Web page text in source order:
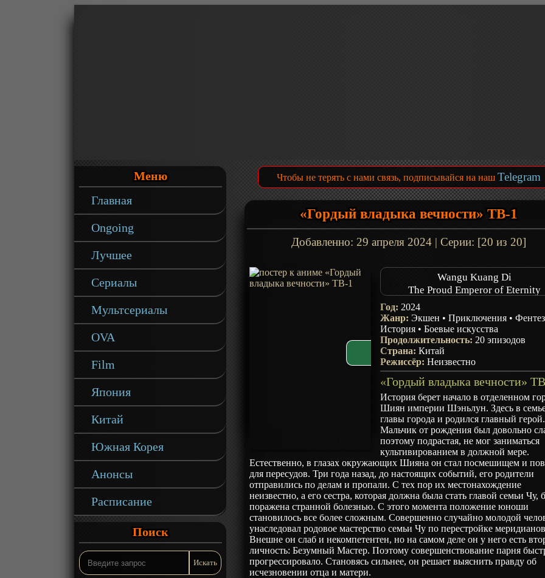
Меню
Главная
Ongoing
Лучшее
Сериалы
Мультсериалы
OVA
Film
Япония
Китай
Южная Корея
Анонсы
Расписание
Поиск
Чтобы не терять с нами связь, подписывайся на наш Telegram
«Гордый владыка вечности» ТВ-1
Добавленно: 29 апреля 2024 | Серии: [20 из 20]
Wangu Kuang Di
The Proud Emperor of Eternity
Год: 2024
Жанр:Экшен •Приключения •
История •Боевые искусства
Продолжительность: 20 эпизодов
Страна:Китай
Режиссёр:Неизвестно
История берет начало в отделенном
Шиян империи Шэньлун. Здесь в
главы города и родился главный герой.
Мальчик от рождения был довольно
поэтому подрастая, не мог заниматься
культивированием в должной мере.
Естественно, в глазах окружающих Шияна он стал посмешищем и
для пересудов. Три года назад, до настоящих событий, его родители
отправились по делам и пропали. С тех пор их местонахождение
неизвестно, а его сестра, которая должна была стать главой семьи Чу,
поражена странной болезнью. С этого момента положение юноши
становилось все более сложным. Совершенно случайно молодой
унаследовал родовое мастерство семьи Чу по перестройке
Внешне он слаб и некомпетентен, но на самом деле он у него есть
личность: Безумный Мастер. Поэтому совершенствование парня
прогрессировало. Становясь сильнее, он решает выяснить правду об
исчезновении отца и матери.